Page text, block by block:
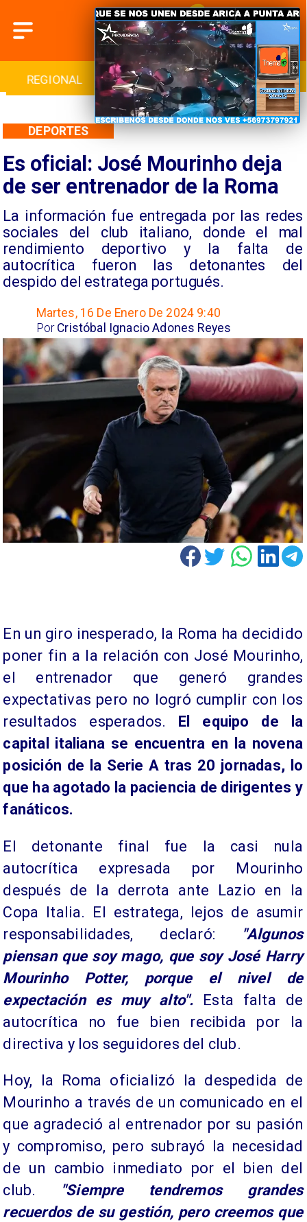
INTERNACIONAL DEPORTES CULTURA
Es oficial: José Mourinho deja
de ser entrenador de la Roma
La información fue entregada por las redes
sociales del club italiano, donde el mal
rendimiento deportivo y la falta de
autocrítica fueron las detonantes del
despido del estratega portugués.
DEPORTES
Martes, 16 De Enero De 2024 9:40
Cristóbal Ignacio Adones Reyes
Por
En un giro inesperado, la Roma ha decidido
poner fin a la relación con José Mourinho,
el entrenador que generó grandes
expectativas pero no logró cumplir con los
resultados esperados. El equipo de la
capital italiana se encuentra en la novena
posición de la Serie A tras 20 jornadas, lo
que ha agotado la paciencia de dirigentes y
fanáticos.
El detonante final fue la casi nula
autocrítica expresada por Mourinho
después de la derrota ante Lazio en la
Copa Italia. El estratega, lejos de asumir
responsabilidades, declaró:
"Algunos
piensan que soy mago, que soy José Harry
Mourinho Potter, porque el nivel de
expectación es muy alto". Esta falta de
autocrítica no fue bien recibida por la
directiva y los seguidores del club.
Hoy, la Roma oficializó la despedida de
Mourinho a través de un comunicado en el
que agradeció al entrenador por su pasión
y compromiso, pero subrayó la necesidad
de un cambio inmediato por el bien del
club.
"Siempre tendremos grandes
recuerdos de su gestión, pero creemos que